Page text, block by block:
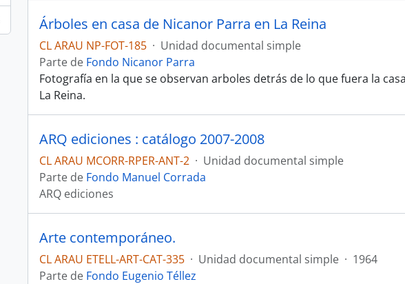
Árboles en casa de Nicanor Parra en La Reina
CL ARAU NP-FOT-185 · Unidad documental simple
Parte de Fondo Nicanor Parra
Fotografía en la que se observan arboles detrás de lo que fuera la
La Reina.
ARQ ediciones : catálogo 2007-2008
CL ARAU MCORR-RPER-ANT-2 · Unidad documental simple
Parte de Fondo Manuel Corrada
ARQ ediciones
Arte contemporáneo.
CL ARAU ETELL-ART-CAT-335 · Unidad documental simple · 1964
Parte de Fondo Eugenio Téllez